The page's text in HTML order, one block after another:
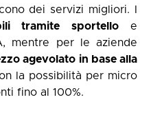
dei servizi migliori. I
tramite sportelloe
mentre per le aziende
agevolato in base alla
la possibilità per micro
fino al 100%.